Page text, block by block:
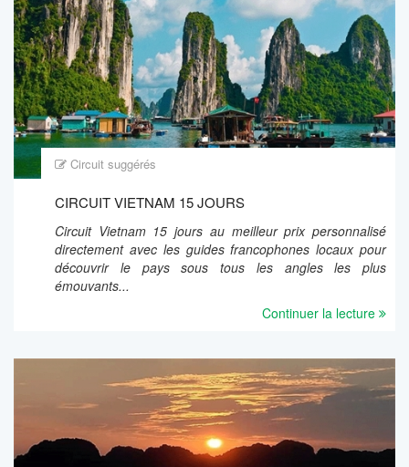
Circuit suggérés
CIRCUIT VIETNAM 15 JOURS
Circuit Vietnam 15 jours au meilleur prix personnalisé
directement avec les guides francophones locaux pour
découvrir le pays sous tous les angles les plus
émouvants...
Continuer la lecture